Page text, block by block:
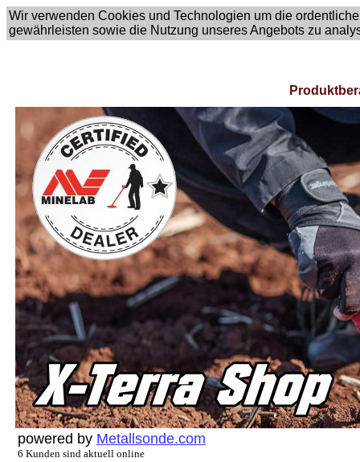
Wir verwenden Cookies und Technologien um die
gewährleisten sowie die Nutzung unseres Angebots zu
powered by Metallsonde.com
6 Kunden sind aktuell online